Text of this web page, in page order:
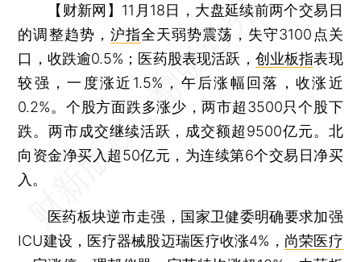
【财新网】 11月18日，大盘延续前两个交易日
的调整趋势， 沪指全天弱势震荡，失守3100点关
口，收跌逾0.5%；医药股表现活跃， 创业板指表现
较强，一度涨近1.5%，午后涨幅回落，收涨近
0.2%。个股方面跌多涨少，两市超3500只个股下
跌。两市成交继续活跃，成交额超9500亿元。北
向资金净买入超50亿元，为连续第6个交易日净买
入。
医药板块逆市走强，国家卫健委明确要求加强
ICU建设，医疗器械股迈瑞医疗收涨4%， 尚荣医疗